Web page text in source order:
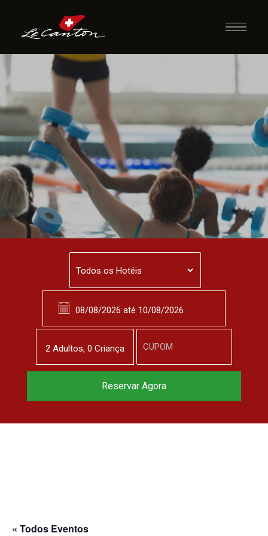
Atividades
Recreativas
« Todos Eventos
2 Adultos, 0 Criança
Reserve agora, com
Reservar Agora